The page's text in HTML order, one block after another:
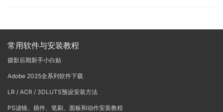
常用软件与安装教程
摄影后期新手小白贴
Adobe 2025全系列软件下载
LR / ACR / 3DLUTS预设安装方法
PS滤镜、插件、笔刷、面板和动作安装教程